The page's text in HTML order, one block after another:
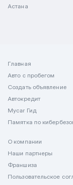
Астана
Главная
Авто с пробегом
Создать объявление
Автокредит
Mycar Гид
Памятка по
О компании
Наши партнеры
Франшиза
Пользовательское